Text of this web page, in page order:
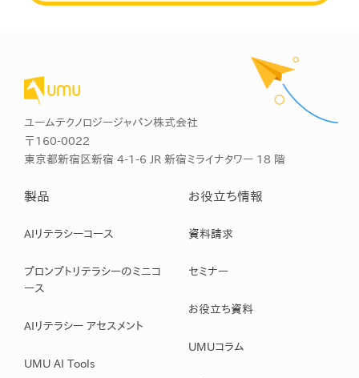
ユームテクノロジージャパン株式会社
〒160-0022
東京都新宿区新宿 4-1-6 JR 新宿ミライナタワー 18 階
製品
AIリテラシーコース
プロンプトリテラシーのミニコ
ース
AIリテラシー アセスメント
UMU AI Tools
お役立ち情報
資料請求
セミナー
お役立ち資料
UMUコラム